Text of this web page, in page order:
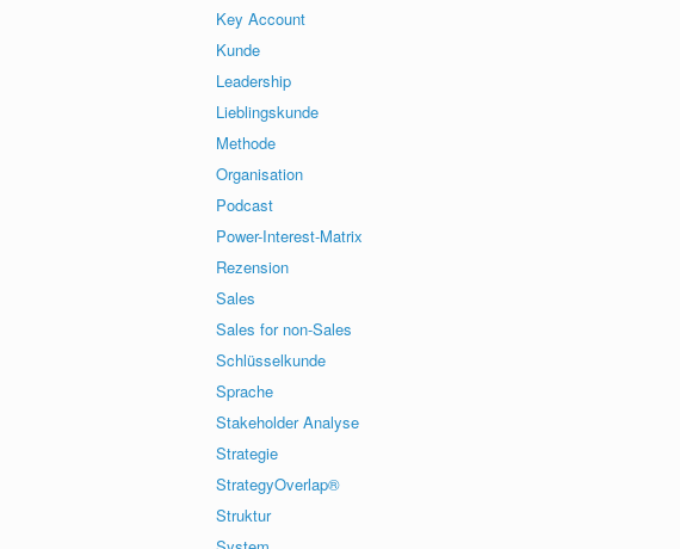
Key Account
Kunde
Leadership
Lieblingskunde
Methode
Organisation
Podcast
Power-Interest-Matrix
Rezension
Sales
Sales for non-Sales
Schlüsselkunde
Sprache
Stakeholder Analyse
Strategie
StrategyOverlap®
Struktur